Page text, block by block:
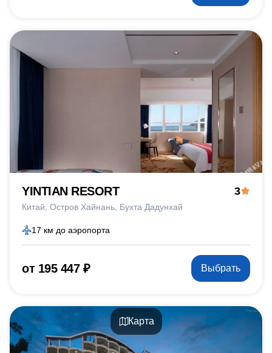
YINTIAN RESORT
Китай Остров Хайнань Бухта Дадунхай
3
17 км до аэропорта
от 195 447 ₽ Выбрать
Карта